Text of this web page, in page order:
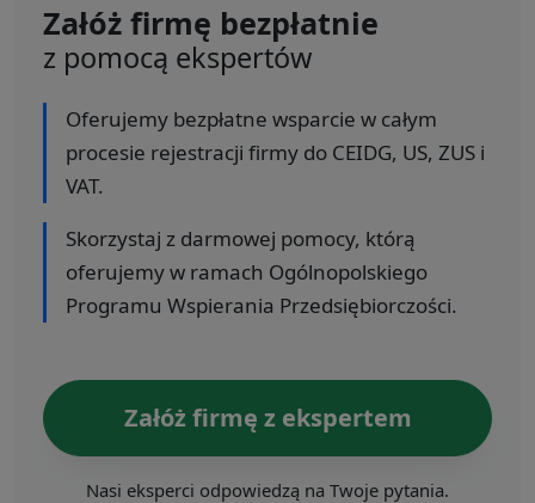
Załóż firmę bezpłatnie
z pomocą ekspertów
Oferujemy bezpłatne wsparcie w całym
procesie rejestracji firmy do CEIDG, US, ZUS i
VAT.
Skorzystaj z darmowej pomocy, którą
oferujemy w ramach Ogólnopolskiego
Programu Wspierania Przedsiębiorczości.
Załóż firmę z ekspertem
Nasi eksperci odpowiedzą na Twoje pytania.